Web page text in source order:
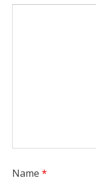
Name *